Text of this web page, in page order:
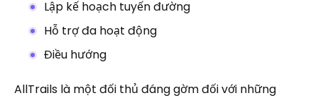
Lập kế hoạch tuyến đường
Hỗ trợ đa hoạt động
Điều hướng
AllTrails là một đối thủ đáng gờm đối với những